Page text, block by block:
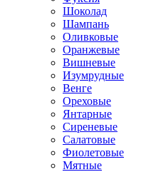
Шоколад
Шампань
Оливковые
Оранжевые
Вишневые
Изумрудные
Венге
Ореховые
Янтарные
Сиреневые
Салатовые
Фиолетовые
Мятные